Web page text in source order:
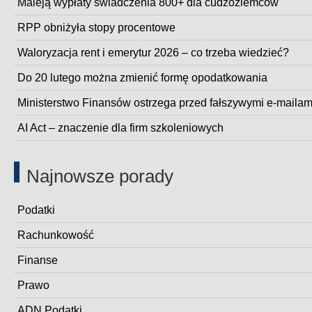
RPP obniżyła stopy procentowe
Waloryzacja rent i emerytur 2026 – co trzeba wiedzieć?
Do 20 lutego można zmienić formę opodatkowania
Ministerstwo Finansów ostrzega przed fałszywymi e-
AI Act – znaczenie dla firm szkoleniowych
Najnowsze porady
Podatki
Rachunkowość
Finanse
Prawo